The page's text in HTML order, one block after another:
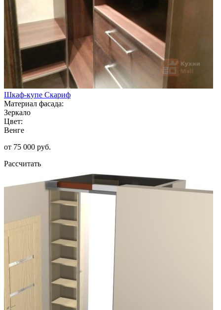
Шкаф-купе Скариф
Материал фасада:
Зеркало
Цвет:
Венге
от 75 000 руб.
Рассчитать